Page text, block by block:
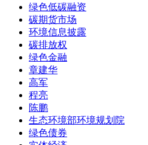
绿色低碳融资
碳期货市场
环境信息披露
碳排放权
绿色金融
章建华
高军
程亮
陈鹏
生态环境部环境规划院
绿色债券